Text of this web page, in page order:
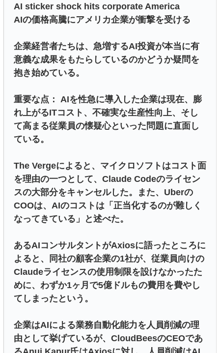
AI sticker shock hits corporate America
AIの価格高騰にアメリカ企業が衝撃を受ける
企業経営者たちは、急増するAI投資が本当に有
意義な成果をもたらしているのかどうか疑問を
抱き始めている。
重要な点： AIを性急に導入した企業は現在、膨
れ上がるITコスト、不確実な生産性向上、そし
て高まる従業員の懐疑心といった問題に直面し
ている。
The Vergeによると、マイクロソフトはコスト面
を理由の一つとして、Claude Codeのライセン
スの大部分をキャンセルした。また、Uberの
COOは、AIのコストは「正当化するのが難しく
なってきている」と述べた。
あるAIコンサルタントがAxiosに語ったところに
よると、同社の顧客企業の1社が、従業員向けの
Claudeライセンスの使用制限を設けなかったた
めに、わずか1ヶ月で5億ドルもの費用を費やし
てしまったという。
企業はAIによる業務自動化能力を人員削減の理
由として挙げているが、CloudBeesのCEOであ